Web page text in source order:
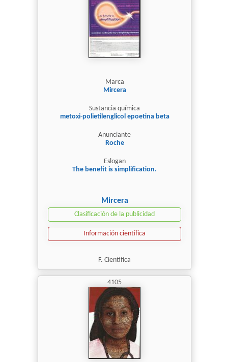
Marca
Mircera
Sustancia química
metoxi-polietilenglicol epoetina beta
Anunciante
Roche
Eslogan
The benefit is simplification.
Mircera
Clasificación de la publicidad
Información científica
F. Científica
4105